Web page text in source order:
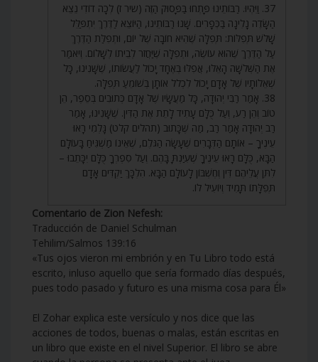
37. וַיִּהְיוּ. רַבּוֹתֵינוּ פָּתְחוּ בַּפָּסוּק הַזֶּה (שיר ז) לְכָה דוֹדִי נֵצֵא
הַשָּׂדֶה נָלִינָה בַּכְּפָרִים. שָׁנוּ רַבּוֹתֵינוּ, הַיּוֹצֵא לַדֶּרֶךְ יִתְפַּלֵּל
שָׁלֹשׁ תְּפִלּוֹת: תְּפִלָּה שֶׁהִיא חוֹבָה שֶׁל יוֹם, וּתְפִלַּת הַדֶּרֶךְ
עַל הַדֶּרֶךְ שֶׁהוּא עוֹשֶׂה, וּתְפִלָּה שֶׁיַּחֲזֹר לְבֵיתוֹ לְשָׁלוֹם. וְיֹאמַר
אֶת הַשְּׁלֹשָׁה הָאֵלּוּ, אֲפִלּוּ בְּאֶחָד יָכוֹל לַעֲשׂוֹתוֹ, שֶׁשָּׁנִינוּ, כָּל
שְׁאֵלוֹתָיו שֶׁל אָדָם יָכוֹל לִכְלֹל אוֹתָן בְּשׁוֹמֵעַ תְּפִלָּה.
38. אָמַר רַבִּי יְהוּדָה, כָּל מַעֲשָׂיו שֶׁל אָדָם כְּתוּבִים בְּסֵפֶר, הֵן
טוֹב וְהֵן רַע, וְעַל כֻּלָּם עָתִיד לָתֵת אֶת הַדִּין. שֶׁשָּׁנִינוּ, אָמַר
רַב יְהוּדָה אָמַר רַב, מַה שֶּׁכָּתוּב (תהלים קלט) גָּלְמִי רָאוּ
עֵינֶיךָ – אוֹתָם הַדְּבָרִים שֶׁעָשָׂה הַגֹּלֶם, שֶׁאֵינוֹ מַשְׁגִּיחַ בָּעוֹלָם
הַבָּא, כֻּלָּם רָאוּ עֵינֶיךָ שֶׁעִיַּנְתָּ בָּהֶם. וְעַל סִפְרְךָ כֻּלָּם יִכָּתֵבוּ –
לִתֵּן עֲלֵיהֶם דִּין וְחֶשְׁבּוֹן לָעוֹלָם הַבָּא. הִלְכָּךְ יַקְדִּים אָדָם
תְּפִלָּתוֹ תָּמִיד וְיוֹעִיל לוֹ.
Comentario de Zion Nefesh:
Traducción de Daniel Schulman
Tehilim/Salmos 139:16
«Tus ojos vieron mi embrión y en Tu Libro todo está
escrito, inluso aquello que sería formado días después,
pues todo pasado y futuro es una misma cosa para Él»
El Zohar explica este versículo y nos dice que las
acciones de todos, buenas o malas, están escritas en
un libro que existe en el nivel Superior. El libro se abre